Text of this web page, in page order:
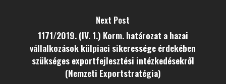
Next Post
1171/2019. (IV. 1.) Korm. határozat a hazai
vállalkozások külpiaci sikeressége érdekében
szükséges exportfejlesztési intézkedésekről
(Nemzeti Exportstratégia)